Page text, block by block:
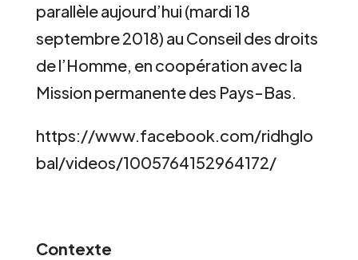
parallèle aujourd’hui (mardi 18
septembre 2018) au Conseil des droits
de l’Homme, en coopération avec la
Mission permanente des Pays-Bas.
https://www.facebook.com/ridhglo
bal/videos/1005764152964172/
Contexte